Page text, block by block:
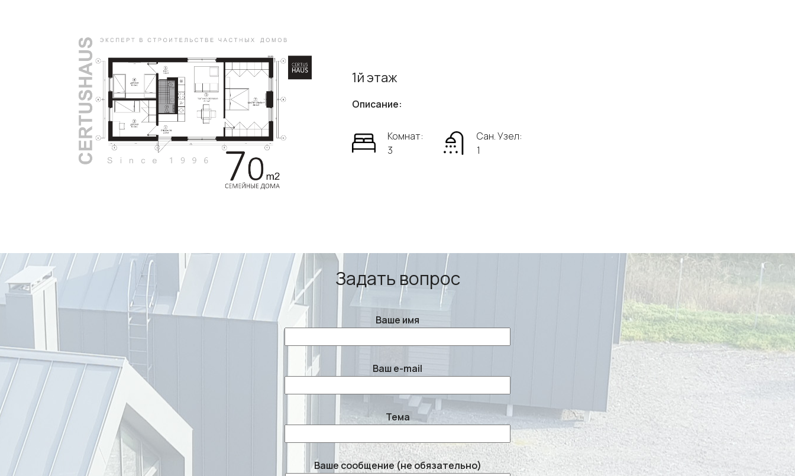
1й этаж
Описание:
Комнат:
3
Сан. Узел:
1
Задать вопрос
Ваше имя
Ваш e-mail
Тема
Ваше сообщение (не обязательно)